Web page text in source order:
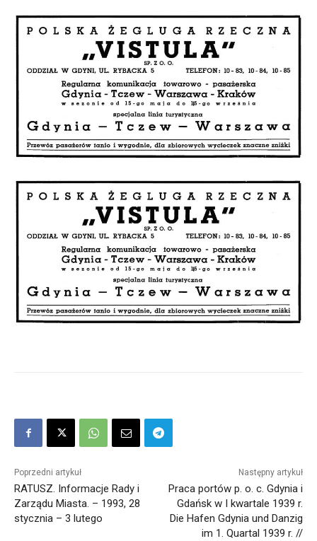
Poprzedni artykuł
RATUSZ. Informacje Rady i
Zarządu Miasta. – 1993, 28
stycznia – 3 lutego
Następny artykuł
Praca portów p. o. c. Gdynia i
Gdańsk w I kwartale 1939 r.
Die Hafen Gdynia und Danzig
im 1. Quartal 1939 r. //